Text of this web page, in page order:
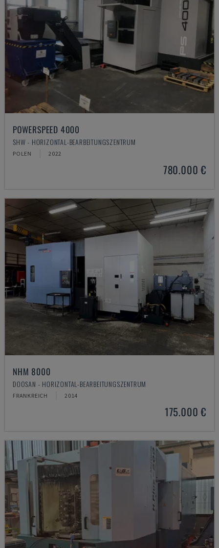
POWERSPEED 4000
SHW - HORIZONTAL-BEARBEITUNGSZENTRUM
POLEN 2022
780.000 €
NHM 8000
DOOSAN - HORIZONTAL-BEARBEITUNGSZENTRUM
FRANKREICH 2014
175.000 €